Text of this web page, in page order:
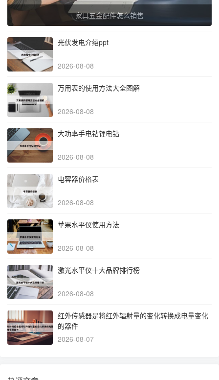
家具五金配件怎么销售
光伏发电介绍ppt
2026-08-08
万用表的使用方法大全图解
2026-08-08
大功率手电钻锂电钻
2026-08-08
电容器价格表
2026-08-08
苹果水平仪使用方法
2026-08-08
激光水平仪十大品牌排行榜
2026-08-08
红外传感器是将红外辐射量的变化转换成电量变化
的器件
2026-08-07